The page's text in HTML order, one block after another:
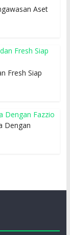
Aset
Fresh Siap
Dengan